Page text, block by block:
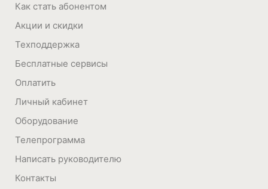
Как стать абонентом
Акции и скидки
Техподдержка
Бесплатные сервисы
Оплатить
Личный кабинет
Оборудование
Телепрограмма
Написать руководителю
Контакты